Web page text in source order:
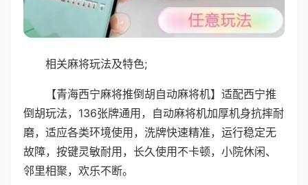
相关麻将玩法及特色;
【青海西宁麻将推倒胡自动麻将机】适配西宁推
倒胡玩法，136张牌通用，自动麻将机加厚机身抗摔耐
磨，适应各类环境使用，洗牌快速精准，运行稳定无
故障，按键灵敏耐用，长久使用不卡顿，小院休闲、
邻里相聚，欢乐不断。